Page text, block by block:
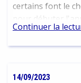
certains font le
pour débuter
de l'alcool durant
"Dry January".
Continuer la
14/09/2023